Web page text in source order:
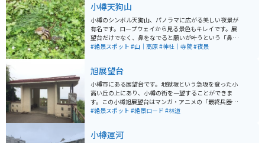
小樽天狗山
小樽のシンボル天狗山、パノラマに広がる美しい夜景が
有名です。ロープウェイから見る景色もキレイです。展
望台だけでなく、鼻をなでると願いが叶うという「鼻な
で天狗さん」やパワースポットである「天狗山神社」、
#絶景スポット #山｜高原#神社｜寺院#夜景
旭展望台
小樽市にある展望台です。地獄坂という急坂を登った小
高い丘の上にあり、小樽の街を一望することができま
す。この小樽旭展望台はマンガ・アニメの「最終兵器彼
女」の聖地であり、マンガやアニメと同じ構図で写真を
#絶景スポット #絶景ロード #林道
小樽運河